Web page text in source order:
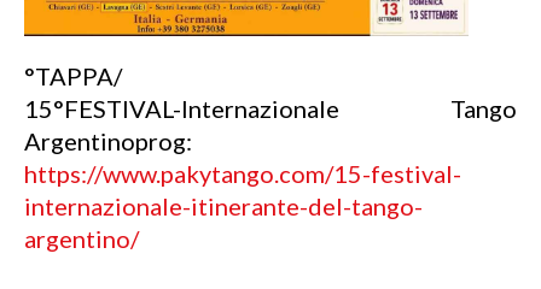
°TAPPA/
15°FESTIVAL-Internazionale Tango
Argentinoprog:
https://www.pakytango.com/15-festival-
internazionale-itinerante-del-tango-
argentino/